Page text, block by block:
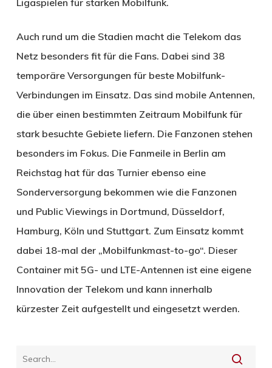
Auch rund um die Stadien macht die Telekom das
Netz besonders fit für die Fans. Dabei sind 38
temporäre Versorgungen für beste Mobilfunk-
Verbindungen im Einsatz. Das sind mobile Antennen,
die über einen bestimmten Zeitraum Mobilfunk für
stark besuchte Gebiete liefern. Die Fanzonen stehen
besonders im Fokus. Die Fanmeile in Berlin am
Reichstag hat für das Turnier ebenso eine
Sonderversorgung bekommen wie die Fanzonen
und Public Viewings in Dortmund, Düsseldorf,
Hamburg, Köln und Stuttgart. Zum Einsatz kommt
dabei 18-mal der „Mobilfunkmast-to-go“. Dieser
Container mit 5G- und LTE-Antennen ist eine eigene
Innovation der Telekom und kann innerhalb
kürzester Zeit aufgestellt und eingesetzt werden.